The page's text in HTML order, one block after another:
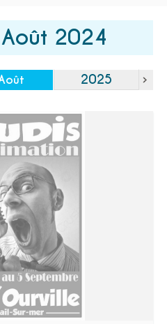
2024
2025